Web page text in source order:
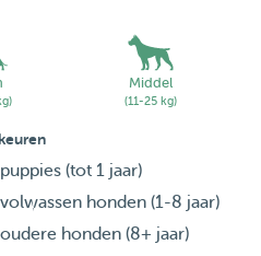
Middel
(11-25 kg)
(tot 1 jaar)
honden (1-8 jaar)
honden (8+ jaar)